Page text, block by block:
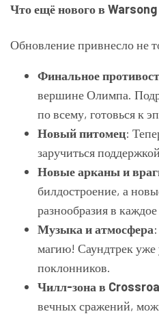
Что ещё нового в
Обновление привнесло не
Финальное
вершине Олимпа.
по всему, готовься к
Новый питомец:
заручиться
Новые арканы и
билдостроение, а
разнообразия в каждое
Музыка и атмосфера
магию! Саундтрек уже
поклонников.
Чилл-зона в
вечных сражений,